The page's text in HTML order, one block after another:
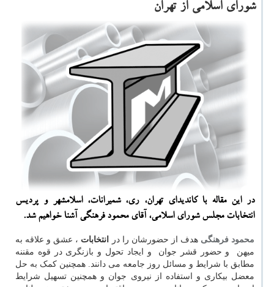
شورای اسلامی از تهران
در این مقاله با كاندیدای تهران، ری، شمیرانات، اسلامشهر و پردیس
انتخابات مجلس شورای اسلامی، آقای محمود فرهنگی آشنا خواهیم شد.
محمود فرهنگی هدف از حضورشان را در انتخابات ، عشق و علاقه به
میهن و حضور قشر جوان و ایجاد تحول و بازنگری در قوه مقننه
مطابق با شرایط و مسائل روز جامعه می دانند. همچنین کمک به حل
معضل بیکاری و استفاده از نیروی جوان و همچنین تسهیل شرایط